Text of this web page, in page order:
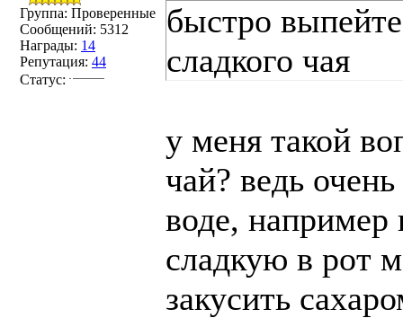
Группа: Проверенные
Сообщений: 5312
Награды: 14
Репутация: 44
Статус:
быстро
сладкого чая
у меня такой
чай? ведь
воде, например
сладкую в рот
закусить